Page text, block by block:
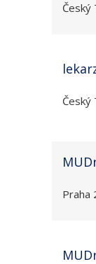
Český
Český
Praha